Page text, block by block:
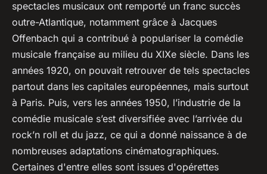
spectacles musicaux ont remporté un franc succès
outre-Atlantique, notamment grâce à Jacques
Offenbach qui a contribué à populariser la comédie
musicale française au milieu du XIXe siècle. Dans les
années 1920, on pouvait retrouver de tels spectacles
partout dans les capitales européennes, mais surtout
à Paris. Puis, vers les années 1950, l’industrie de la
comédie musicale s’est diversifiée avec l’arrivée du
rock’n roll et du jazz, ce qui a donné naissance à de
nombreuses adaptations cinématographiques.
Certaines d'entre elles sont issues d'opérettes